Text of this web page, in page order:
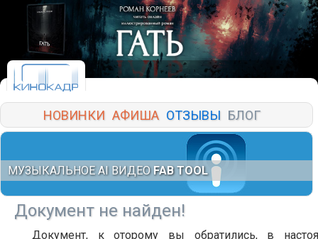
НОВИНКИ АФИША ОТЗЫВЫ БЛОГ
МУЗЫКАЛЬНОЕ AI ВИДЕО FAB TOOL
Документ не найден!
Документ, к оторому вы обратились, в